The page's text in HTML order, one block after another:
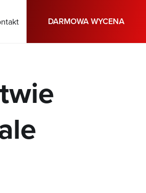
DARMOWA WYCENA